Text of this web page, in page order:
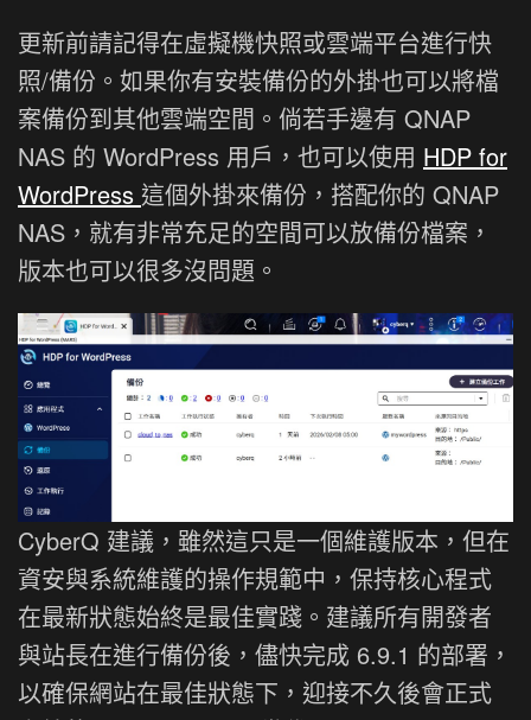
更新前請記得在虛擬機快照或雲端平台進行快
照/備份。如果你有安裝備份的外掛也可以將檔
案備份到其他雲端空間。倘若手邊有 QNAP
NAS 的 WordPress 用戶，也可以使用 HDP for
WordPress 這個外掛來備份，搭配你的 QNAP
NAS，就有非常充足的空間可以放備份檔案，
版本也可以很多沒問題。
CyberQ 建議，雖然這只是一個維護版本，但在
資安與系統維護的操作規範中，保持核心程式
在最新狀態始終是最佳實踐。建議所有開發者
與站長在進行備份後，儘快完成 6.9.1 的部署，
以確保網站在最佳狀態下，迎接不久後會正式